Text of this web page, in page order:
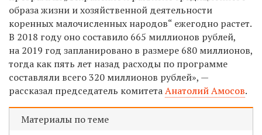
образа жизни и хозяйственной деятельности
коренных малочисленных народов“ ежегодно растет.
В 2018 году оно составило 665 миллионов рублей,
на 2019 год запланировано в размере 680 миллионов,
тогда как пять лет назад расходы по программе
составляли всего 320 миллионов рублей», —
рассказал председатель комитетаАнатолий Амосов.
Материалы по теме